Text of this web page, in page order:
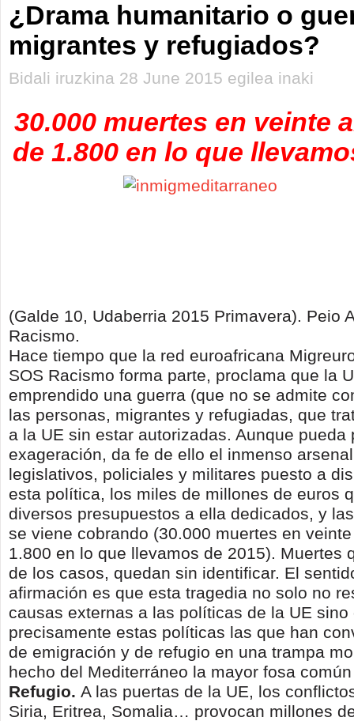
¿Drama humanitario o
migrantes y refugiados?
Bidali iruzkina 28 June 2015 egilea inaki
30.000 muertes en veinte
de 1.800 en lo que
(Galde 10, Udaberria 2015 Primavera). Peio
Racismo.
Hace tiempo que la red euroafricana
SOS Racismo forma parte, proclama que la
emprendido una guerra (que no se admite
las personas, migrantes y refugiadas, que
a la UE sin estar autorizadas. Aunque pueda
exageración, da fe de ello el inmenso
legislativos, policiales y militares puesto a
esta política, los miles de millones de euros
diversos presupuestos a ella dedicados, y
se viene cobrando (30.000 muertes en
1.800 en lo que llevamos de 2015). Muertes
de los casos, quedan sin identificar. El
afirmación es que esta tragedia no solo no
causas externas a las políticas de la UE sino
precisamente estas políticas las que han
de emigración y de refugio en una trampa
hecho del Mediterráneo la mayor fosa
Refugio. A las puertas de la UE, los
Siria, Eritrea, Somalia… provocan millones